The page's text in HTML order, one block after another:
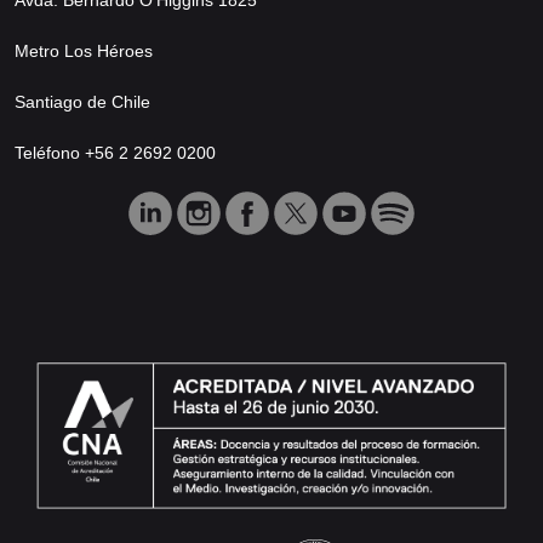
Metro Los Héroes
Santiago de Chile
Teléfono +56 2 2692 0200